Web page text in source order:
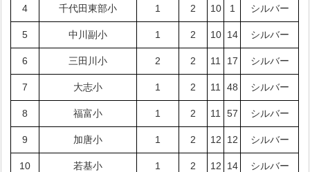
4 千代田東部小 1 2 10 1 シルバー
5 中川副小 1 2 10 14 シルバー
6 三田川小 2 2 11 17 シルバー
7 大志小 1 2 11 48 シルバー
8 福富小 1 2 11 57 シルバー
9 加唐小 1 2 12 12 シルバー
10 若基小 1 2 12 14 シルバー